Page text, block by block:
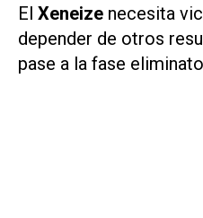
El Xeneize necesita
depender de otros
pase a la fase